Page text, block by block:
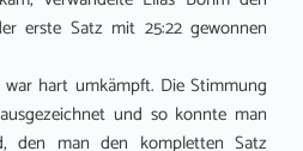
erste Satz mit 25:22 gewonnen
hart umkämpft. Die Stimmung
und so konnte man
den man den kompletten Satz